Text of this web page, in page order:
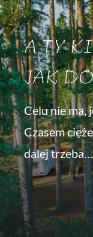
A TY
JAK
Celu nie ma,
Czasem
dalej